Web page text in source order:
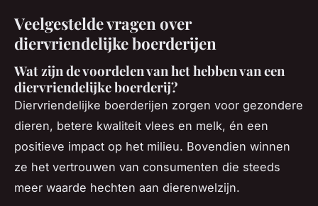
Veelgestelde vragen over
diervriendelijke boerderijen
Wat zijn de voordelen van het hebben van een
diervriendelijke boerderij?
Diervriendelijke boerderijen zorgen voor gezondere
dieren, betere kwaliteit vlees en melk, én een
positieve impact op het milieu. Bovendien winnen
ze het vertrouwen van consumenten die steeds
meer waarde hechten aan dierenwelzijn.